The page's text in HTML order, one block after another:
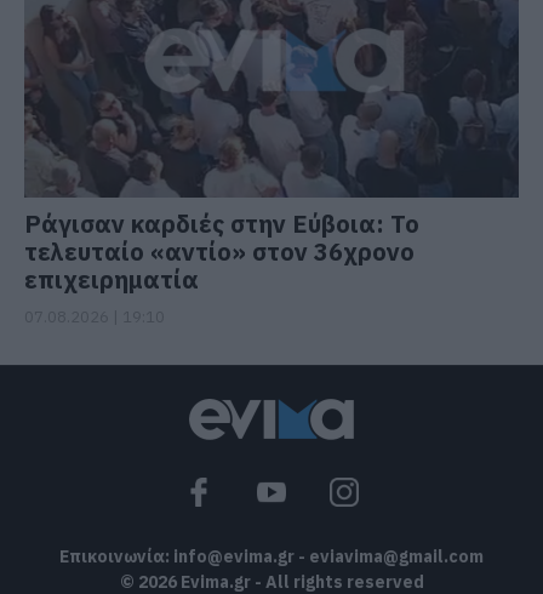
Ράγισαν καρδιές στην Εύβοια: Το
τελευταίο «αντίο» στον 36χρονο
επιχειρηματία
Επικοινωνία: info@evima.gr - eviavima@gmail.com
© 2026 Evima.gr - All rights reserved